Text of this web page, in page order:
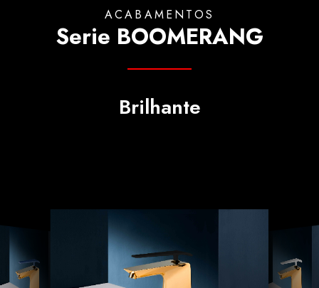
ACABAMENTOS
Serie BOOMERANG
Brilhante